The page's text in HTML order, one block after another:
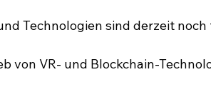
Technologien sind derzeit
von VR- und Blockchain-